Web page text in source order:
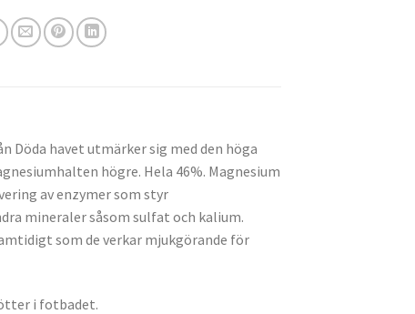
Döda havet utmärker sig med den höga
högre. Hela 46%. Magnesium
av enzymer som styr
mineraler såsom sulfat och kalium.
som de verkar mjukgörande för
i fotbadet.